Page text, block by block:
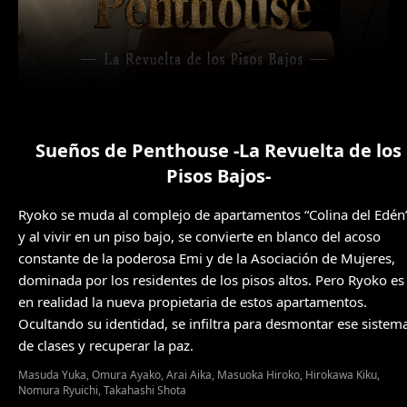
Sueños de Penthouse -La Revuelta de los
Pisos Bajos-
Ryoko se muda al complejo de apartamentos “Colina del
y al vivir en un piso bajo, se convierte en blanco del acoso
constante de la poderosa Emi y de la Asociación de Mujeres,
dominada por los residentes de los pisos altos. Pero Ryoko es
en realidad la nueva propietaria de estos apartamentos.
Ocultando su identidad, se infiltra para desmontar ese
de clases y recuperar la paz.
Masuda Yuka, Omura Ayako, Arai Aika, Masuoka Hiroko, Hirokawa Kiku,
Nomura Ryuichi, Takahashi Shota